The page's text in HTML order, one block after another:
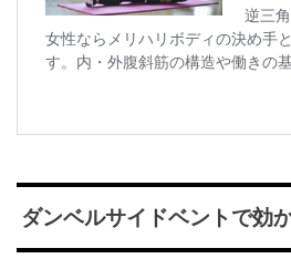
ダンベルサイドベントで効